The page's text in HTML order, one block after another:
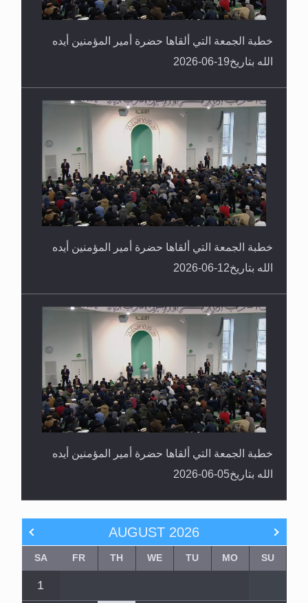
خطبة الجمعة التي ألقاها حضرة أمير المؤمنين أيده
الله بتاريخ19-06-2026
خطبة الجمعة التي ألقاها حضرة أمير المؤمنين أيده
الله بتاريخ12-06-2026
خطبة الجمعة التي ألقاها حضرة أمير المؤمنين أيده
الله بتاريخ05-06-2026
AUGUST 2026
SU
MO
TU
WE
TH
FR
SA
1